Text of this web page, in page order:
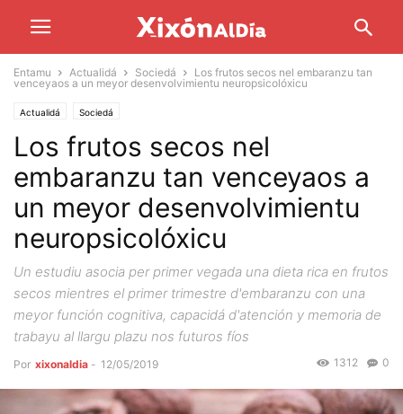
Entamu Actualidá Sociedá
Los frutos secos nel embaranzu tan
venceyaos a un meyor desenvolvimientu neuropsicolóxicu
Actualidá Sociedá
Los frutos secos nel
embaranzu tan venceyaos a
un meyor desenvolvimientu
neuropsicolóxicu
Un estudiu asocia per primer vegada una dieta rica en frutos
secos mientres el primer trimestre d'embaranzu con una
meyor función cognitiva, capacidá d'atención y memoria de
trabayu al llargu plazu nos futuros fíos
Por xixonaldia - 12/05/2019 0
1312